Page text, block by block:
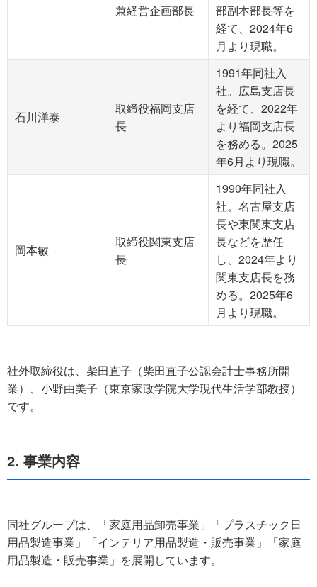
兼経営企画部長
部副本部長等を
経て、2024年6
月より現職。
石川洋泰
取締役福岡支店
長
1991年同社入
社。広島支店長
を経て、2022年
より福岡支店長
を務める。2025
年6月より現職。
岡本敏
取締役関東支店
長
1990年同社入
社。名古屋支店
長や東関東支店
長などを歴任
し、2024年より
関東支店長を務
める。2025年6
月より現職。
社外取締役は、柴田直子（柴田直子公認会計士事務所開
業）、小野由美子（東京家政学院大学現代生活学部教授）
です。
2. 事業内容
同社グループは、「家庭用品卸売事業」「プラスチック日
用品製造事業」「インテリア用品製造・販売事業」「家庭
用品製造・販売事業」を展開しています。